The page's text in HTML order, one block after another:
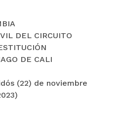
DEL CIRCUITO
DE CALI
(22) de noviembre